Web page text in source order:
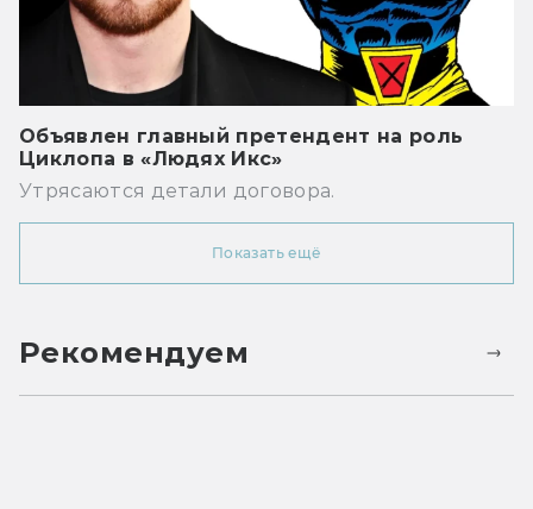
Объявлен главный претендент на роль
Циклопа в «Людях Икс»
Утрясаются детали договора.
Показать ещё
Рекомендуем